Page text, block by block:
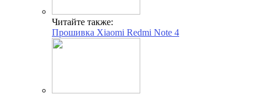
Читайте также:
Прошивка Xiaomi Redmi Note 4